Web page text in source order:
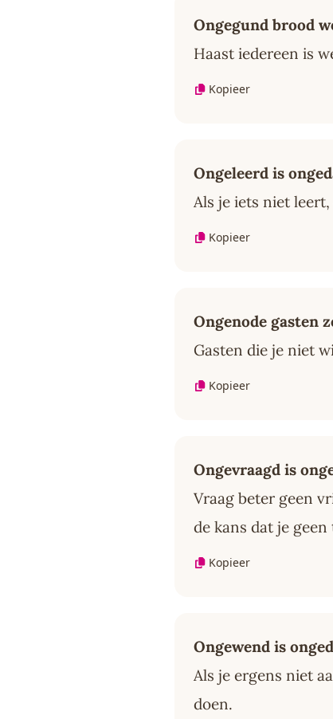
Ongegund brood
Haast iedereen is
Kopieer
Ongeleerd is
Als je iets niet
Kopieer
Ongenode gasten
Gasten die je niet
Kopieer
Ongevraagd is
Vraag beter geen
de kans dat je
Kopieer
Ongewend is
Als je ergens niet
doen.